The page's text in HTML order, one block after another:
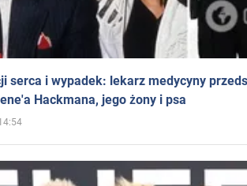
serca i wypadek: lekarz medycyny
Hackmana, jego żony i psa